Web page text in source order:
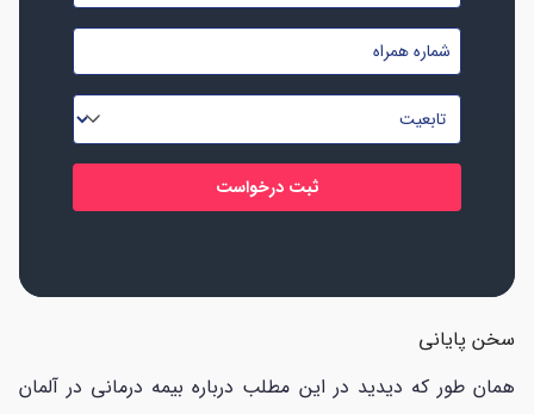
و
نام
خانوادگی
شماره
موبایل
تابعیت
*
سخن پایانی
همان طور که دیدید در این مطلب درباره بیمه درمانی در آلمان